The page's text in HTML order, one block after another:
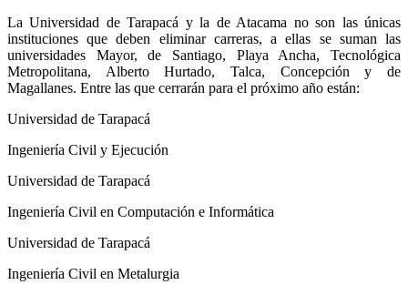
La Universidad de Tarapacá y la de Atacama no son las únicas
instituciones que deben eliminar carreras, a ellas se suman las
universidades Mayor, de Santiago, Playa Ancha, Tecnológica
Metropolitana, Alberto Hurtado, Talca, Concepción y de
Magallanes. Entre las que cerrarán para el próximo año están:
Universidad de Tarapacá
Ingeniería Civil y Ejecución
Universidad de Tarapacá
Ingeniería Civil en Computación e Informática
Universidad de Tarapacá
Ingeniería Civil en Metalurgia